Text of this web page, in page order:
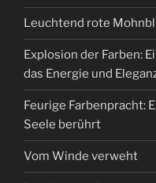
Leuchtend rote
Explosion der Farben:
das Energie und
Feurige Farbenpracht:
Seele berührt
Vom Winde verweht